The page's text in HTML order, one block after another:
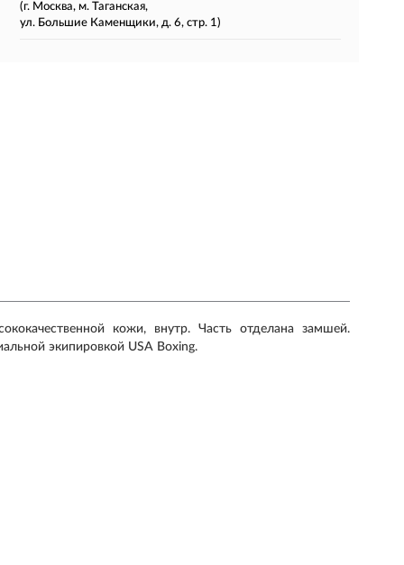
(г. Москва, м. Таганская,
ул. Большие Каменщики, д. 6, стр. 1)
кожи, внутр. Часть отделана замшей.
экипировкой USA Boxing.